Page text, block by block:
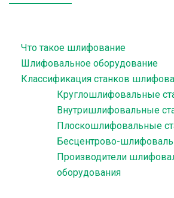
Что такое шлифование
Шлифовальное оборудование
Классификация станков
Круглошлифовальные
Внутришлифовальные
Плоскошлифовальные
Бесцентрово-
Производители
оборудования